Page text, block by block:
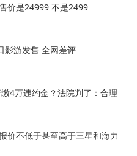
价是24999 不是2499
影游发售 全网差评
4万违约金？法院判了：合理
价不低于甚至高于三星和海力